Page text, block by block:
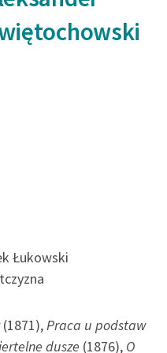
Łukowski
(1871),Praca u podstaw
dusze (1876), O